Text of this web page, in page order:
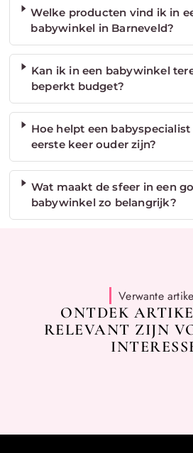
Welke producten vind ik in
babywinkel in Barneveld?
Kan ik in een babywinkel
beperkt budget?
Hoe helpt een
eerste keer ouder zijn?
Wat maakt de sfeer in een
babywinkel zo belangrijk?
Verwante
ONTDEK
RELEVANT ZIJN